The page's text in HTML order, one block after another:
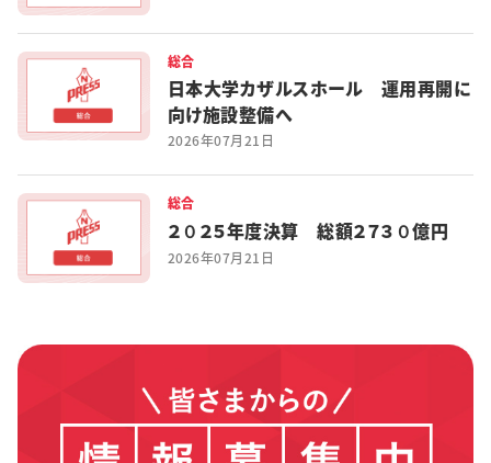
総合
日本大学カザルスホール 運用再開に
向け施設整備へ
2026年07月21日
総合
２０２５年度決算 総額２７３０億円
2026年07月21日